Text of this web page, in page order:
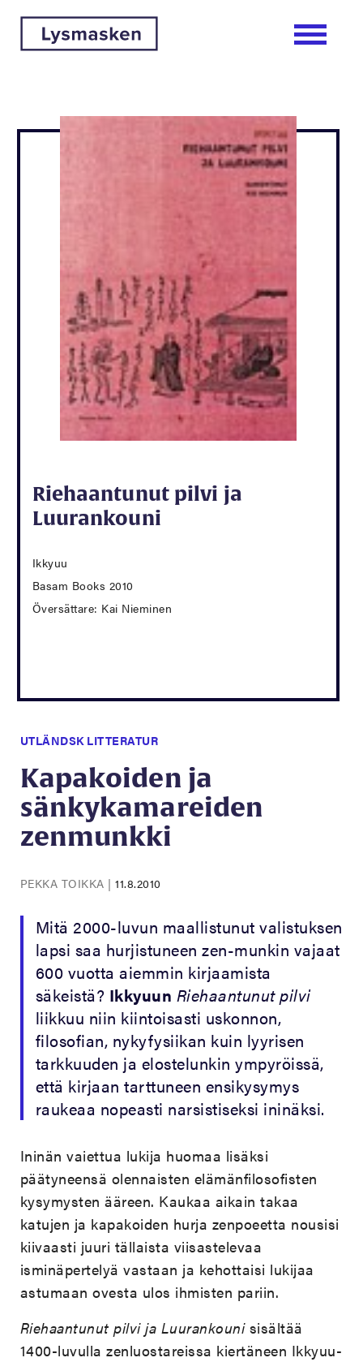
Riehaantunut pilvi ja
Luurankouni
Ikkyuu
Basam Books 2010
Översättare: Kai Nieminen
UTLÄNDSK LITTERATUR
Kapakoiden ja
sänkykamareiden
zenmunkki
PEKKA TOIKKA |11.8.2010
Mitä 2000-luvun maallistunut valistuksen
lapsi saa hurjistuneen zen-munkin vajaat
600 vuotta aiemmin kirjaamista
säkeistä? Ikkyuun Riehaantunut pilvi
liikkuu niin kiintoisasti uskonnon,
filosofian, nykyfysiikan kuin lyyrisen
tarkkuuden ja elostelunkin ympyröissä,
että kirjaan tarttuneen ensikysymys
raukeaa nopeasti narsistiseksi ininäksi.
Ininän vaiettua lukija huomaa lisäksi
päätyneensä olennaisten elämänfilosofisten
kysymysten ääreen. Kaukaa aikain takaa
katujen ja kapakoiden hurja zenpoeetta nousisi
kiivaasti juuri tällaista viisastelevaa
isminäpertelyä vastaan ja kehottaisi lukijaa
astumaan ovesta ulos ihmisten pariin.
Riehaantunut pilvi ja Luurankounisisältää
1400-luvulla zenluostareissa kiertäneen Ikkyuu-